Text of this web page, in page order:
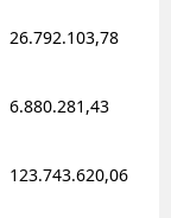
26.792.103,78
6.880.281,43
123.743.620,06